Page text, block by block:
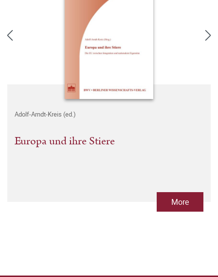
Adolf-Arndt-Kreis (ed.)
Europa und ihre Stiere
More